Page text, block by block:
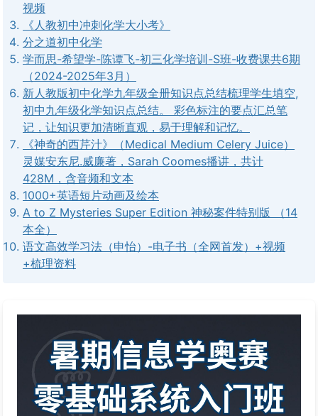
视频
《人教初中冲刺化学大小考》
分之道初中化学
学而思-希望学-陈谭飞-初三化学培训-S班-收费课共6期
（2024-2025年3月）
新人教版初中化学九年级全册知识点总结梳理学生填空,
初中九年级化学知识点总结。 彩色标注的要点汇总笔
记，让知识更加清晰直观，易于理解和记忆。
《神奇的西芹汁》（Medical Medium Celery Juice）
灵媒安东尼.威廉著，Sarah Coomes播讲，共计
428M，含音频和文本
1000+英语短片动画及绘本
A to Z Mysteries Super Edition 神秘案件特别版 （14
本全）
语文高效学习法（申怡）-电子书（全网首发）+视频
+梳理资料